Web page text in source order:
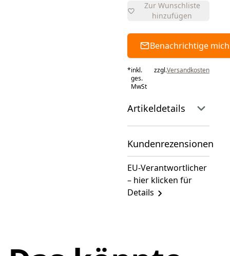
Zur Wunschliste
hinzufügen
Benachrichtige mich
*inkl.
ges.
MwSt
zzgl.Versandkosten
Artikeldetails
Kundenrezensionen
EU-Verantwortlicher
– hier klicken für
Details